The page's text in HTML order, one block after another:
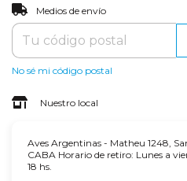
Entregas para el CP:
Medios de envío
No sé mi código postal
Nuestro local
Aves Argentinas - Matheu 1248,
CABA Horario de retiro: Lunes a
18 hs.